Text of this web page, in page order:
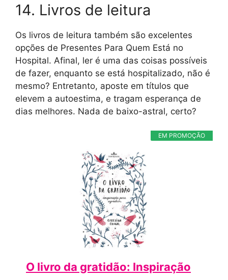
14. Livros de leitura
Os livros de leitura também são excelentes
opções de Presentes Para Quem Está no
Hospital. Afinal, ler é uma das coisas possíveis
de fazer, enquanto se está hospitalizado, não é
mesmo? Entretanto, aposte em títulos que
elevem a autoestima, e tragam esperança de
dias melhores. Nada de baixo-astral, certo?
EM PROMOÇÃO
O livro da gratidão: Inspiração